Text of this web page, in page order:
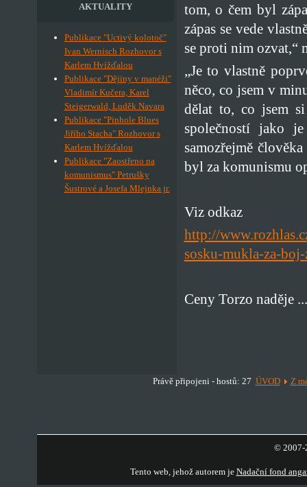
AKTUALITY
Publikace "Uctivý kolotoč"
Ivan Wernisch Rozhovor s
Karlem Hvížďalou
Publikace "Dějiny v manéži"
Vladimír Kučera, Karel
Steigerwald, Luděk Navara
Publikace "Pinhole Blues
Jiřího Stacha" Rozhovor s
Karlem Hvížďalou
Publikace "Zaostřeno na
komunismus" Petrušky
Šustrové a Josefa Mlejnka jr.
tom, o čem byl
zápas se vede
se proti nim ozvat,“
„Je to vlastně
něco, co jsem v
dělat to, co jsem
společností jako
samozřejmě
byl za komunismu
Viz odkaz
http://
sosku-mukla-za-
Ceny Torzo naděje
Právě připojeni - hostů: 27 ÚVOD Z
© 2007-
Tento web, jehož autorem je Nadační fond